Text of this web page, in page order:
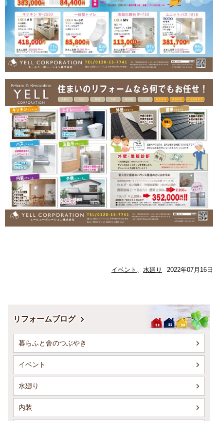
イベント 、 水廻り 2022年07月16日
リフォームブログ
暮らふと舎のつぶやき
イベント
水廻り
内装